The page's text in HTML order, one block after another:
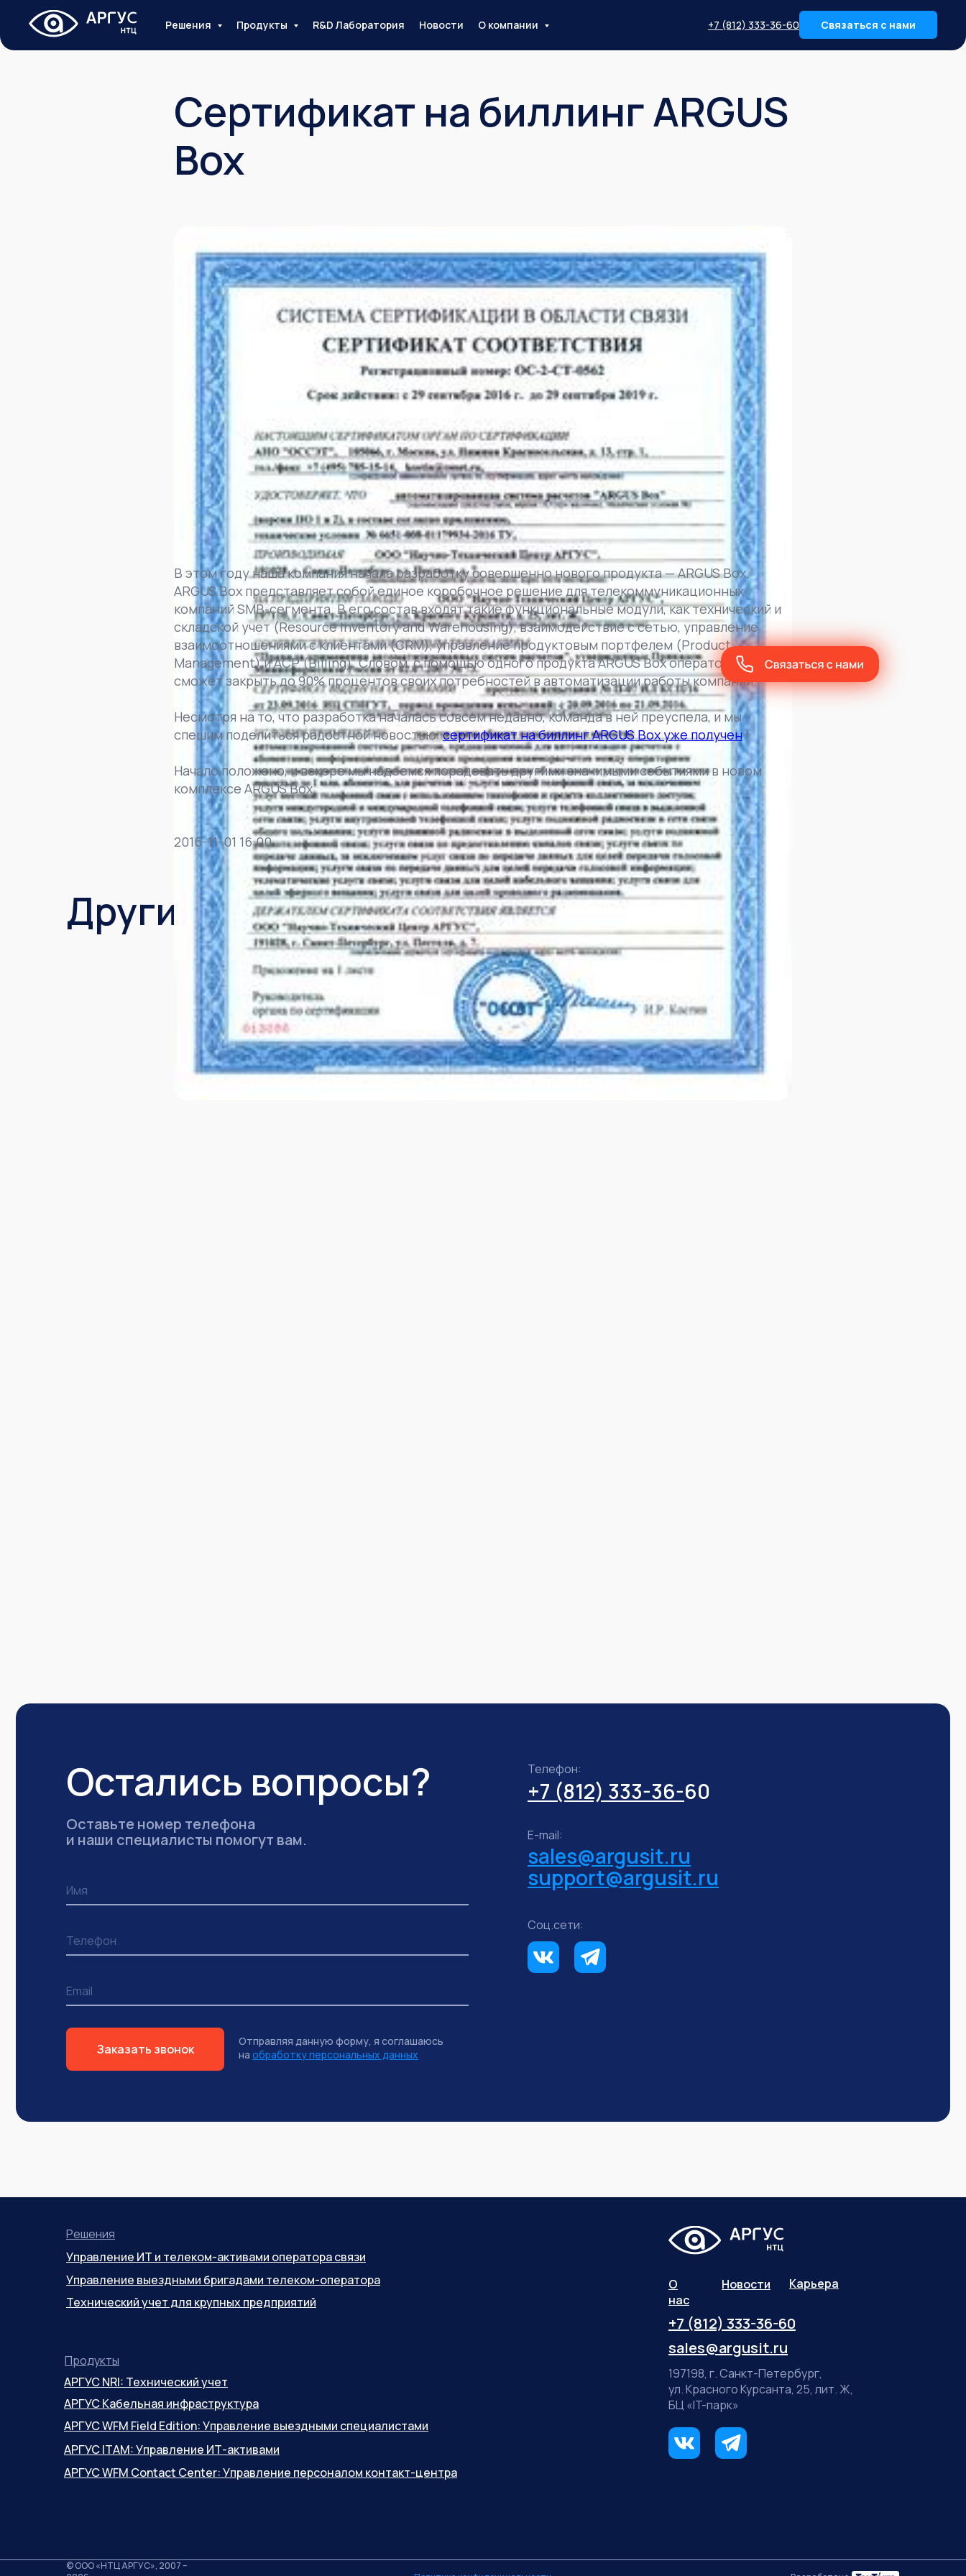
Решения Продукты R&D Лаборатория Новости О компании +7 (812) 333-36-60 Связаться с нами
Сертификат на биллинг ARGUS
Box
В этом году наша компания начала разработку совершенно нового продукта — ARGUS Box.
ARGUS Box представляет собой единое коробочное решение для телекоммуникационных
компаний SMB-сегмента. В его состав входят такие функциональные модули, как технический и
складской учет (Resource Inventory and Warehousing), взаимодействие с сетью, управление
взаимоотношениями с клиентами (CRM), управление продуктовым портфелем (Product
Management) и АСР (Billing). Словом, с помощью одного продукта ARGUS Box оператор связи
сможет закрыть до 90% процентов своих потребностей в автоматизации работы компании.
Несмотря на то, что разработка началась совсем недавно, команда в ней преуспела, и мы
спешим поделиться радостной новостью:сертификат на биллинг ARGUS Box уже получен!
Начало положено, и вскоре мы надеемся порадовать другими значимыми событиями в новом
комплексе ARGUS Box.
2016-11-01 16:00
Другие новости
Остались вопросы?
Оставьте номер телефона
и наши специалисты помогут вам.
Заказать звонок
+7 (812) 333-36-60
Телефон:
E-mail:
Соц.сети:
support@argusit.ru
sales@argusit.ru
Отправляя данную форму, я соглашаюсь
на обработку персональных данных
Решения
Продукты
Управление ИТ и телеком-активами оператора связи
О
нас
+7 (812) 333-36-60
sales@argusit.ru
Новости Карьера
197198, г. Санкт-Петербург,
ул. Красного Курсанта, 25, лит. Ж,
БЦ «IT-парк»
АРГУС WFM Field Edition: Управление выездными специалистами
Управление выездными бригадами телеком-оператора
АРГУС NRI: Технический учет
АРГУС WFM Contact Center: Управление персоналом контакт-центра
Технический учет для крупных предприятий
АРГУС Кабельная инфраструктура
АРГУС ITAM: Управление ИТ-активами
© ООО «НТЦ АРГУС», 2007 –